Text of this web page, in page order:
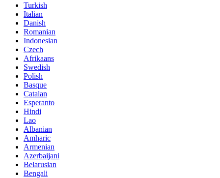
Turkish
Italian
Danish
Romanian
Indonesian
Czech
Afrikaans
Swedish
Polish
Basque
Catalan
Esperanto
Hindi
Lao
Albanian
Amharic
Armenian
Azerbaijani
Belarusian
Bengali